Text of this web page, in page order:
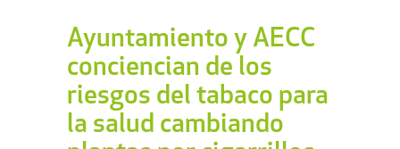
Ayuntamiento y AECC
conciencian de los
riesgos del tabaco para
la salud cambiando